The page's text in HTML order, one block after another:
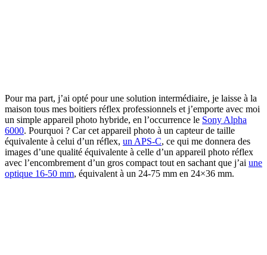
Pour ma part, j’ai opté pour une solution intermédiaire, je laisse à la
maison tous mes boitiers réflex professionnels et j’emporte avec moi
un simple appareil photo hybride, en l’occurrence le Sony Alpha
6000. Pourquoi ? Car cet appareil photo à un capteur de taille
équivalente à celui d’un réflex, un APS-C, ce qui me donnera des
images d’une qualité équivalente à celle d’un appareil photo réflex
avec l’encombrement d’un gros compact tout en sachant que j’ai une
optique 16-50 mm, équivalent à un 24-75 mm en 24×36 mm.